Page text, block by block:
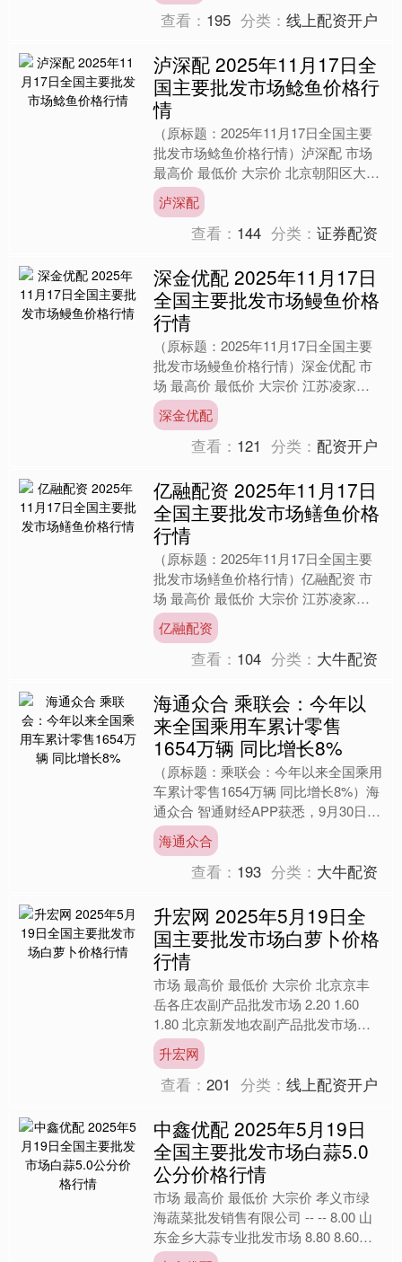
查看： 195 分类：线上配资开户
泸深配 2025年11月17日全
国主要批发市场鲶鱼价格行
情
（原标题：2025年11月17日全国主要
批发市场鲶鱼价格行情）泸深配 市场
最高价 最低价 大宗价 北京朝阳区大洋
路综合市场 10.00 8.00 9.00 河....
泸深配
查看： 144 分类：证券配资
深金优配 2025年11月17日
全国主要批发市场鳗鱼价格
行情
（原标题：2025年11月17日全国主要
批发市场鳗鱼价格行情）深金优配 市
场 最高价 最低价 大宗价 江苏凌家塘
市场发展有限公司 76.00 70.00 73.....
深金优配
查看： 121 分类：配资开户
亿融配资 2025年11月17日
全国主要批发市场鳝鱼价格
行情
（原标题：2025年11月17日全国主要
批发市场鳝鱼价格行情）亿融配资 市
场 最高价 最低价 大宗价 江苏凌家塘
市场发展有限公司 62.00 62.00 62.....
亿融配资
查看： 104 分类： 大牛配资
海通众合 乘联会：今年以
来全国乘用车累计零售
1654万辆 同比增长8%
（原标题：乘联会：今年以来全国乘用
车累计零售1654万辆 同比增长8%）海
通众合 智通财经APP获悉，9月30日，
乘联会发文称，9月1-27日，全国乘用
车市场零....
海通众合
查看： 193 分类： 大牛配资
升宏网 2025年5月19日全
国主要批发市场白萝卜价格
行情
市场 最高价 最低价 大宗价 北京京丰
岳各庄农副产品批发市场 2.20 1.60
1.80 北京新发地农副产品批发市场信
息中心 1.20 0.80 1.00 北....
升宏网
查看：201 分类：线上配资开户
中鑫优配 2025年5月19日
全国主要批发市场白蒜5.0
公分价格行情
市场 最高价 最低价 大宗价 孝义市绿
海蔬菜批发销售有限公司 -- -- 8.00 山
东金乡大蒜专业批发市场 8.80 8.60
8.70 云南云菜集团有限公司....